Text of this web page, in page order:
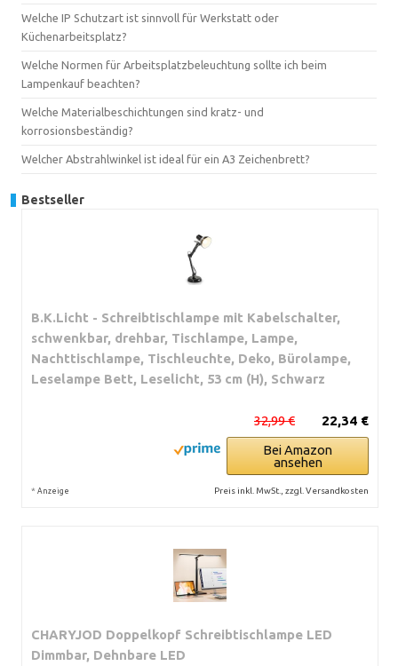
Welche IP Schutzart ist sinnvoll für Werkstatt oder
Küchenarbeitsplatz?
Welche Normen für Arbeitsplatzbeleuchtung sollte ich beim
Lampenkauf beachten?
Welche Materialbeschichtungen sind kratz- und
korrosionsbeständig?
Welcher Abstrahlwinkel ist ideal für ein A3 Zeichenbrett?
Bestseller
B.K.Licht - Schreibtischlampe mit Kabelschalter,
schwenkbar, drehbar, Tischlampe, Lampe,
Nachttischlampe, Tischleuchte, Deko, Bürolampe,
Leselampe Bett, Leselicht, 53 cm (H), Schwarz
22,34 €
32,99 €
Bei Amazon
ansehen
* Anzeige Preis inkl. MwSt., zzgl. Versandkosten
CHARYJOD Doppelkopf Schreibtischlampe LED
Dimmbar, Dehnbare LED